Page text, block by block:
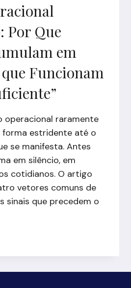
Por Que
em
que Funcionam
operacional raramente
forma estridente até o
se manifesta. Antes
em silêncio, em
cotidianos. O artigo
vetores comuns de
sinais que precedem o